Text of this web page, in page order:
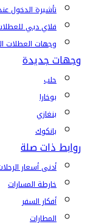
تأشيرة الدخول
فلاي دبي
وجهات العطلات
وجهات جديدة
حلب
بوخارا
بنغازي
بانكوك
روابط ذات صلة
أدنى أسعار
خارطة المسارات
أفكار السفر
المطارات